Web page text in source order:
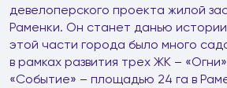
девелоперского проекта жилой
Раменки. Он станет данью
этой части города было много
в рамках развития трех ЖК –
«Событие» – площадью 24 га в